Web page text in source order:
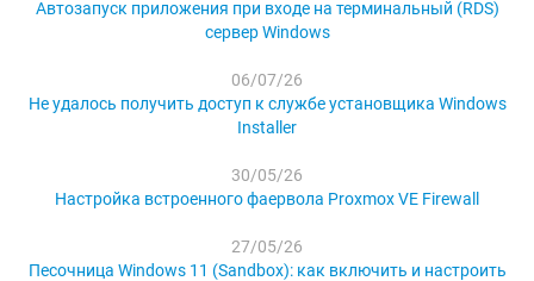
Автозапуск приложения при входе на терминальный (RDS)
сервер Windows
06/07/26
Не удалось получить доступ к службе установщика Windows
Installer
30/05/26
Настройка встроенного фаервола Proxmox VE Firewall
27/05/26
Песочница Windows 11 (Sandbox): как включить и настроить